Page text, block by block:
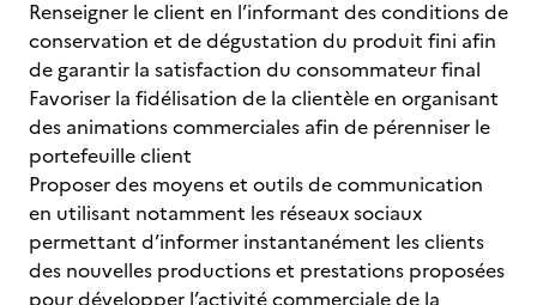
Renseigner le client en l’informant des conditions de
conservation et de dégustation du produit fini afin
de garantir la satisfaction du consommateur final
Favoriser la fidélisation de la clientèle en organisant
des animations commerciales afin de pérenniser le
portefeuille client
Proposer des moyens et outils de communication
en utilisant notamment les réseaux sociaux
permettant d’informer instantanément les clients
des nouvelles productions et prestations proposées
pour développer l’activité commerciale de la